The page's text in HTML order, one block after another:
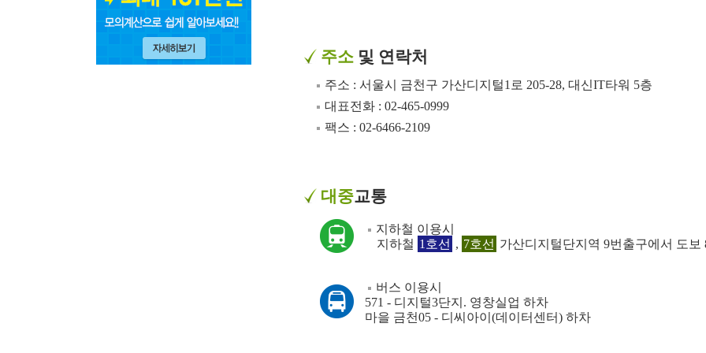
주소 및 연락처
주소 : 서울시 금천구 가산디지털1로 205-28, 대신IT타워 5층
대표전화 : 02-465-0999
팩스 : 02-6466-2109
대중교통
지하철 이용시
지하철 1호선 , 7호선 가산디지털단지역 9번출구에서 도보
버스 이용시
571 - 디지털3단지. 영창실업 하차
마을 금천05 - 디씨아이(데이터센터) 하차